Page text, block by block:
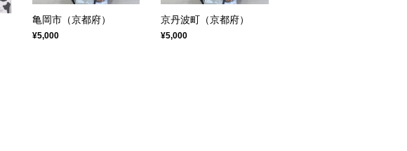
亀岡市（京都府）
¥5,000
京丹波町（京都府）
¥5,000